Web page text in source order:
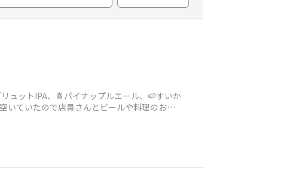
ュットIPA、🍍パイナップルエール、🍉すいか
いていたので店員さんとビールや料理のおし